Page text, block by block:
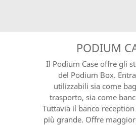
PODIUM
Il Podium Case offre gli
del Podium Box.
utilizzabili sia come
trasporto, sia come
Tuttavia il banco
più grande. Offre